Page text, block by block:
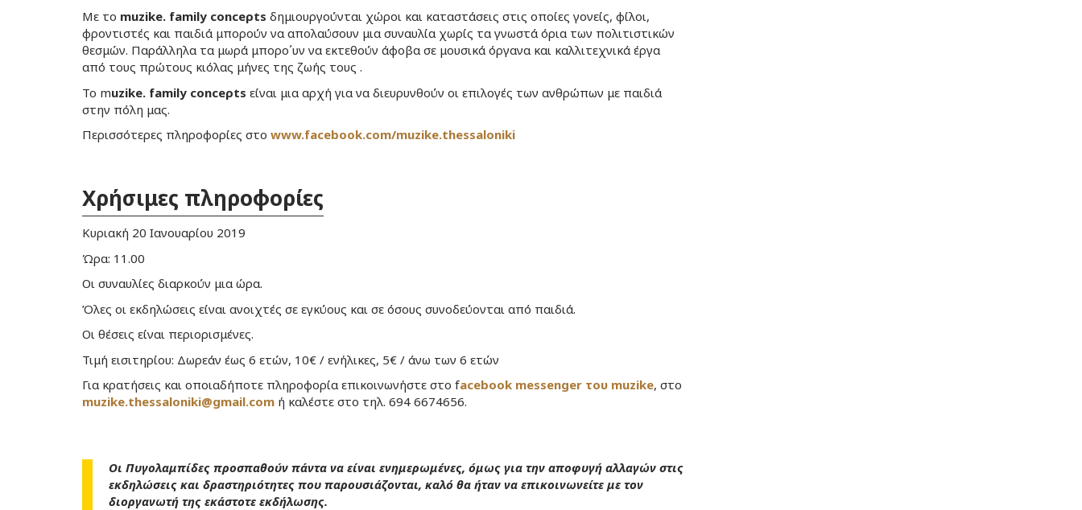
Με το muzike. family conceρts δημιουργούνται χώροι και καταστάσεις στις οποίες γονείς, φίλοι,
φροντιστές και παιδιά μπορούν να απολαύσουν μια συναυλία χωρίς τα γνωστά όρια των πολιτιστικών
θεσμών. Παράλληλα τα μωρά μπορο΄υν να εκτεθούν άφοβα σε μουσικά όργανα και καλλιτεχνικά έργα
από τους πρώτους κιόλας μήνες της ζωής τους .
Το muzike. family conceρts είναι μια αρχή για να διευρυνθούν οι επιλογές των ανθρώπων με παιδιά
στην πόλη μας.
Περισσότερες πληροφορίες στο www.facebook.com/muzike.thessaloniki
Χρήσιμες πληροφορίες
Κυριακή 20 Ιανουαρίου 2019
Ώρα: 11.00
Οι συναυλίες διαρκούν μια ώρα.
Όλες οι εκδηλώσεις είναι ανοιχτές σε εγκύους και σε όσους συνοδεύονται από παιδιά.
Oι θέσεις είναι περιορισμένες.
Τιμή εισιτηρίου: Δωρεάν έως 6 ετών, 10€ / ενήλικες, 5€ / άνω των 6 ετών
Για κρατήσεις και οποιαδήποτε πληροφορία επικοινωνήστε στο facebook messenger του muzike, στο
muzike.thessaloniki@gmail.com ή καλέστε στο τηλ. 694 6674656.
Οι Πυγολαμπίδες προσπαθούν πάντα να είναι ενημερωμένες, όμως για την αποφυγή αλλαγών στις
εκδηλώσεις και δραστηριότητες που παρουσιάζονται, καλό θα ήταν να επικοινωνείτε με τον
διοργανωτή της εκάστοτε εκδήλωσης.